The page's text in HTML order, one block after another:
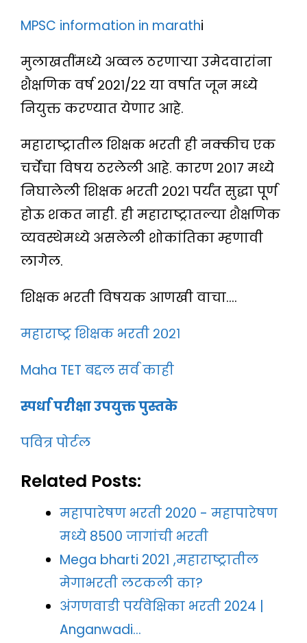
MPSC information in marathi
मुलाखतींमध्ये अव्वल ठरणाऱ्या उमेदवारांना
शैक्षणिक वर्ष २०२१/२२ या वर्षात जून मध्ये
नियुक्त करण्यात येणार आहे.
महाराष्ट्रातील शिक्षक भरती ही नक्कीच एक
चर्चेचा विषय ठरलेली आहे. कारण २०१७ मध्ये
निघालेली शिक्षक भरती २०२१ पर्यंत सुद्धा पूर्ण
होऊ शकत नाही. ही महाराष्ट्रातल्या शैक्षणिक
व्यवस्थेमध्ये असलेली शोकांतिका म्हणावी
लागेल.
शिक्षक भरती विषयक आणखी वाचा….
महाराष्ट्र शिक्षक भरती २०२१
Maha TET बद्दल सर्व काही
स्पर्धा परीक्षा उपयुक्त पुस्तके
पवित्र पोर्टल
Related Posts:
महापारेषण भरती 2020 - महापारेषण
मध्ये 8500 जागांची भरती
Mega bharti 2021 ,महाराष्ट्रातील
मेगाभरती लटकली का?
अंगणवाडी पर्यवेक्षिका भरती 2024 |
Anganwadi…